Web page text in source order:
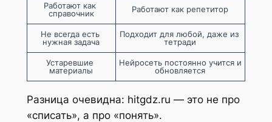
Работают как
справочник
Работают как репетитор
Не всегда есть
нужная задача
Подходит для любой, даже из
тетради
Устаревшие
материалы
Нейросеть постоянно учится и
обновляется
Разница очевидна: hitgdz.ru — это не про
«списать», а про «понять».